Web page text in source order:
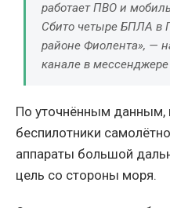
работает ПВО и
Сбито четыре БПЛА в
районе Фиолента», —
канале в мессенджере
По уточнённым данным,
беспилотники
аппараты большой
цель со стороны моря.